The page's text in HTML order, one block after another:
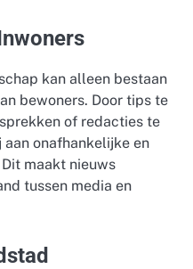
kan alleen bestaan
bewoners. Door tips te
of redacties te
onafhankelijke en
maakt nieuws
tussen media en